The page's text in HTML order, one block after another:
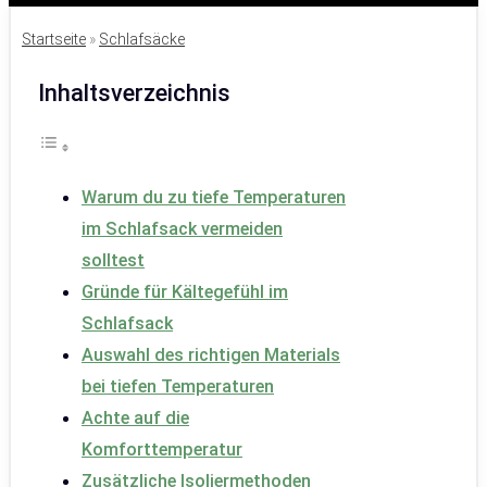
Startseite » Schlafsäcke
Inhaltsverzeichnis
Warum du zu tiefe Temperaturen
im Schlafsack vermeiden
solltest
Gründe für Kältegefühl im
Schlafsack
Auswahl des richtigen Materials
bei tiefen Temperaturen
Achte auf die
Komforttemperatur
Zusätzliche Isoliermethoden